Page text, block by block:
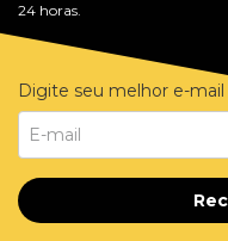
24 horas.
Digite seu melhor e-mail